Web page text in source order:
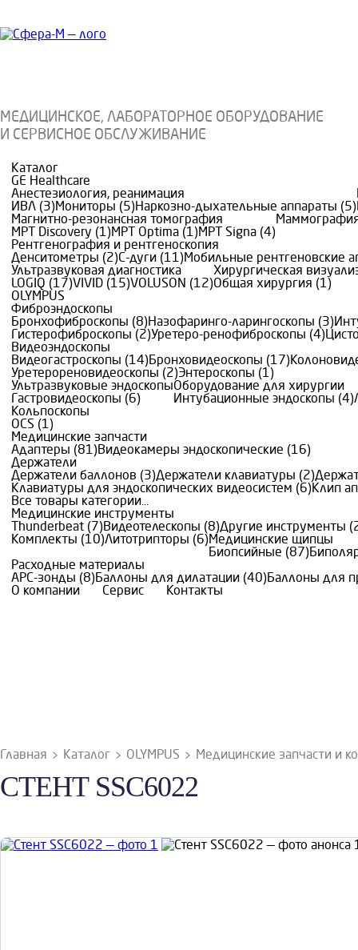
МЕДИЦИНСКОЕ, ЛАБОРАТОРНОЕ ОБОРУДОВАНИЕ
И СЕРВИСНОЕ ОБСЛУЖИВАНИЕ
Каталог
GE Healthcare
Анестезиология, реанимация
ИВЛ (3)Мониторы (5)Наркозно-дыхательные аппараты (5)
Магнитно-резонансная томография
МРТ Discovery (1)МРТ Optima (1)МРТ Signa (4)
Рентгенография и рентгеноскопия
Денситометры (2)C-дуги (11)Мобильные рентгеновские
Ультразвуковая диагностика
LOGIQ (17)VIVID (15)VOLUSON (12)
Хирургическая
Общая хирургия (1)
OLYMPUS
Фиброэндоскопы
Бронхофиброскопы (8)Назофаринго-ларингоскопы (3)
Гистерофиброскопы (2)Уретеро-ренофиброскопы (4)
Видеоэндоскопы
Видеогастроскопы (14)Бронховидеоскопы (17)
Уретерореновидеоскопы (2)Энтероскопы (1)
Ультразвуковые эндоскопы
Гастровидеоскопы (6)
Оборудование для хирургии
Интубационные эндоскопы (4)
Кольпоскопы
OCS (1)
Медицинские запчасти
Адаптеры (81)Видеокамеры эндоскопические (16)
Держатели
Держатели баллонов (3)Держатели клавиатуры (2)
Клавиатуры для эндоскопических видеосистем (6)Клип
Все товары категории...
Медицинские инструменты
Thunderbeat (7)Видеотелескопы (8)Другие инструменты
Комплекты (10)Литотрипторы (6)Медицинские щипцы
Биопсийные (87)
Расходные материалы
АРС-зонды (8)Баллоны для дилатации (40)Баллоны для
О компании
Сервис Контакты
Главная Каталог OLYMPUS Медицинские запчасти и
СТЕНТ SSC6022